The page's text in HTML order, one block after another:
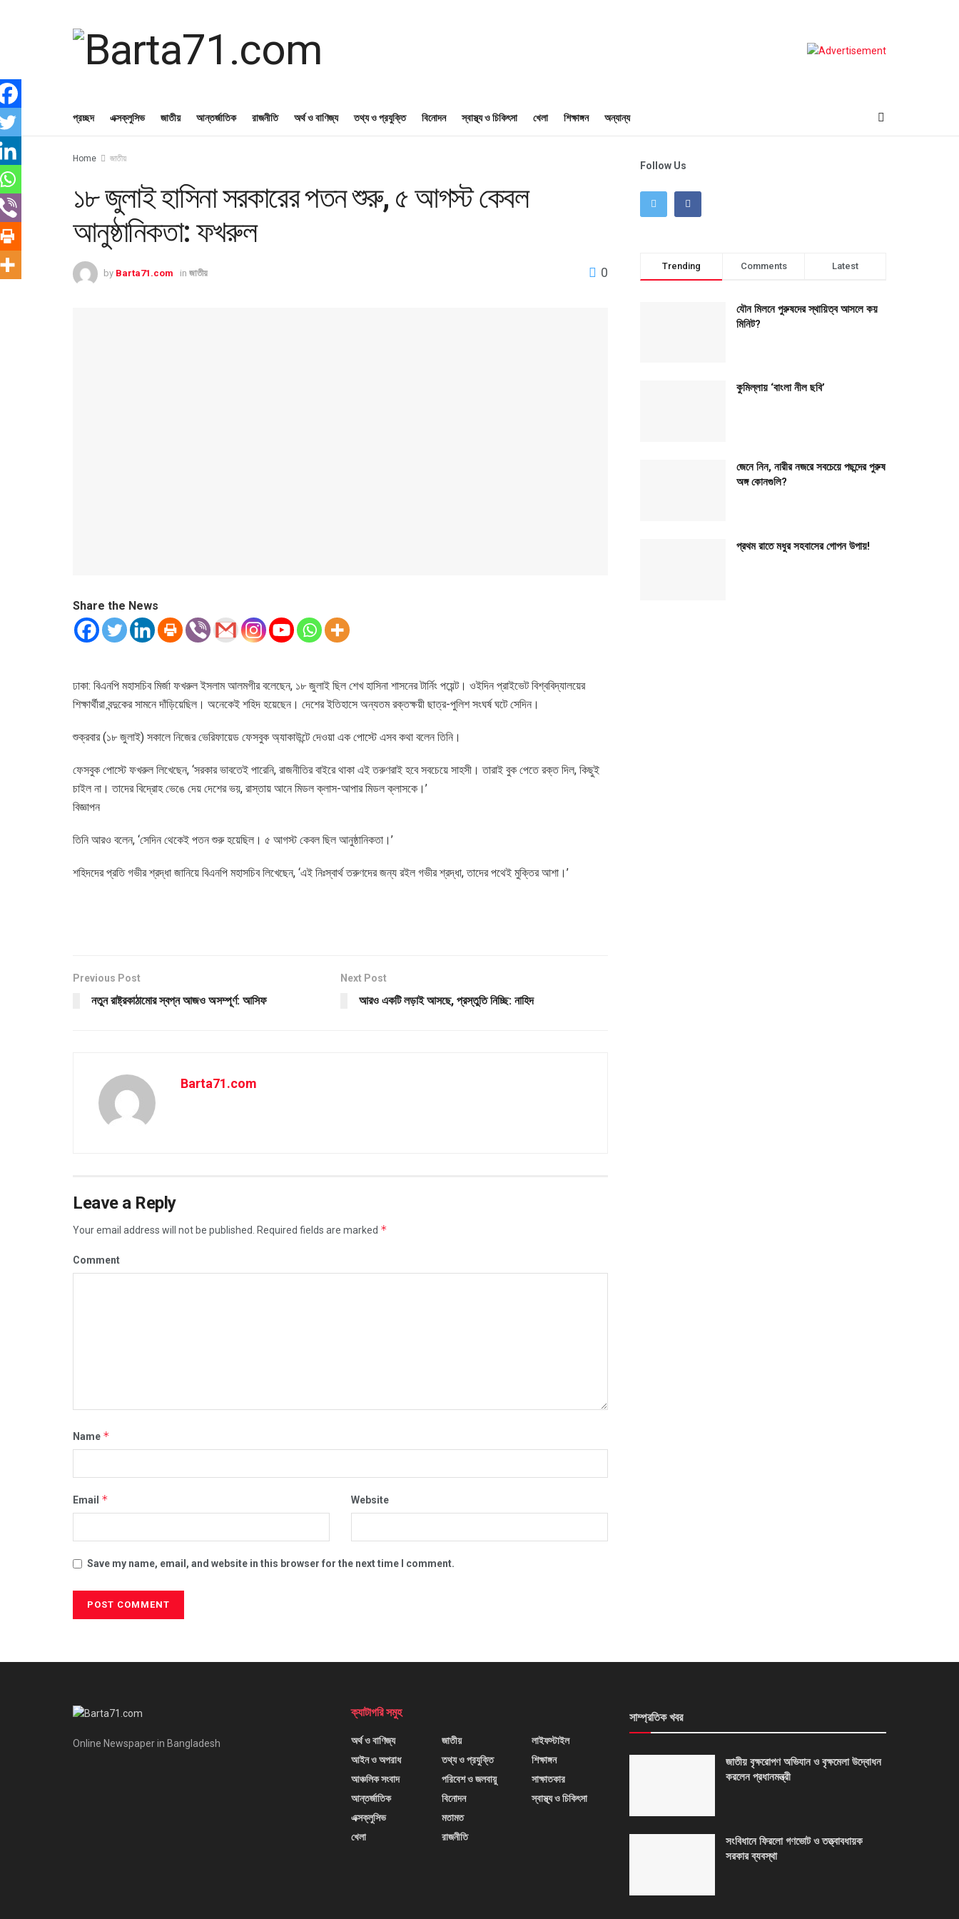
প্রচ্ছদ এক্সক্লুসিভ জাতীয় আন্তর্জাতিক রাজনীতি অর্থ ও বাণিজ্য তথ্য ও প্রযুক্তি বিনোদন স্বাস্থ্য ও চিকিৎসা খেলা শিক্ষাঙ্গন অন্যান্য
Home জাতীয়
১৮ জুলাই হাসিনা সরকারের পতন শুরু, ৫ আগস্ট কেবল
আনুষ্ঠানিকতা: ফখরুল
by Barta71.com in জাতীয় 0
Share the News
ঢাকা: বিএনপি মহাসচিব মির্জা ফখরুল ইসলাম আলমগীর বলেছেন, ১৮ জুলাই ছিল শেখ হাসিনা শাসনের টার্নিং পয়েন্ট। ওইদিন প্রাইভেট বিশ্ববিদ্যালয়ের
শিক্ষার্থীরা বন্দুকের সামনে দাঁড়িয়েছিল। অনেকেই শহিদ হয়েছেন। দেশের ইতিহাসে অন্যতম রক্তক্ষয়ী ছাত্র-পুলিশ সংঘর্ষ ঘটে সেদিন।
শুক্রবার (১৮ জুলাই) সকালে নিজের ভেরিফায়েড ফেসবুক অ্যাকাউন্টে দেওয়া এক পোস্টে এসব কথা বলেন তিনি।
ফেসবুক পোস্টে ফখরুল লিখেছেন, ‘সরকার ভাবতেই পারেনি, রাজনীতির বাইরে থাকা এই তরুণরাই হবে সবচেয়ে সাহসী। তারাই বুক পেতে রক্ত দিল, কিছুই
চাইল না। তাদের বিদ্রোহ ভেঙে দেয় দেশের ভয়, রাস্তায় আনে মিডল ক্লাস-আপার মিডল ক্লাসকে।’
বিজ্ঞাপন
তিনি আরও বলেন, ‘সেদিন থেকেই পতন শুরু হয়েছিল। ৫ আগস্ট কেবল ছিল আনুষ্ঠানিকতা।’
শহিদদের প্রতি গভীর শ্রদ্ধা জানিয়ে বিএনপি মহাসচিব লিখেছেন, ‘এই নিঃস্বার্থ তরুণদের জন্য রইল গভীর শ্রদ্ধা, তাদের পথেই মুক্তির আশা।’
Previous Post
নতুন রাষ্ট্রকাঠামোর স্বপ্ন আজও অসম্পূর্ণ: আসিফ
Next Post
আরও একটি লড়াই আসছে, প্রস্তুতি নিচ্ছি: নাহিদ
Barta71.com
Leave a Reply
Your email address will not be published. Required fields are marked *
Comment
Name *
Email * Website
Save my name, email, and website in this browser for the next time I comment.
Follow Us
Trending Comments Latest
যৌন মিলনে পুরুষদের স্থায়িত্ব আসলে কয়
মিনিট?
কুমিল্লায় ‘বাংলা নীল ছবি’
জেনে নিন, নারীর নজরে সবচেয়ে পছন্দের পুরুষ
অঙ্গ কোনগুলি?
প্রথম রাতে মধুর সহবাসের গোপন উপায়!
Online Newspaper in Bangladesh
ক্যাটাগরি সমুহ
অর্থ ও বাণিজ্য
আইন ও অপরাধ
আঞ্চলিক সংবাদ
আন্তর্জাতিক
এক্সক্লুসিভ
খেলা
জাতীয়
তথ্য ও প্রযুক্তি
পরিবেশ ও জলবায়ু
বিনোদন
মতামত
রাজনীতি
লাইফস্টাইল
শিক্ষাঙ্গন
সাক্ষাতকার
স্বাস্থ্য ও চিকিৎসা
সাম্প্রতিক খবর
জাতীয় বৃক্ষরোপণ অভিযান ও বৃক্ষমেলা উদ্বোধন
করলেন প্রধানমন্ত্রী
সংবিধানে ফিরলো গণভোট ও তত্ত্বাবধায়ক
সরকার ব্যবস্থা